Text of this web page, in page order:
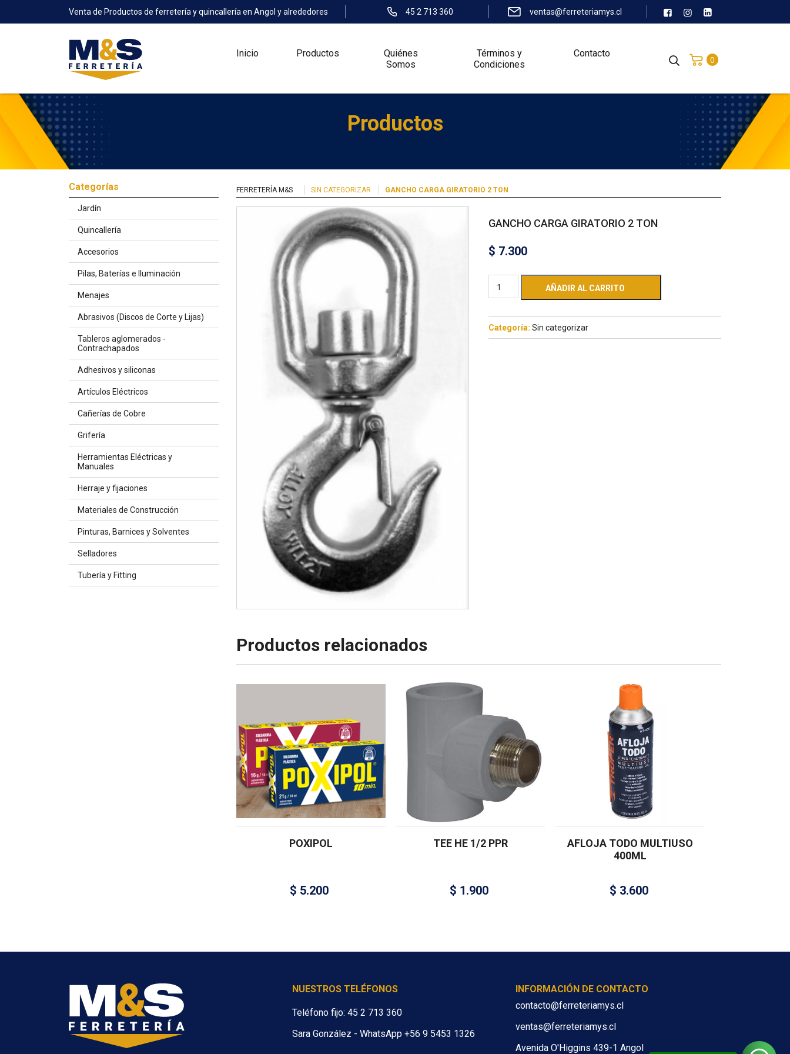
Venta de Productos de ferretería y quincallería en Angol y alrededores 45 2 713 360 ventas@ferreteriamys.cl
Inicio Productos
Quiénes
Somos
Términos y
Condiciones
Contacto
0
Productos
Categorías
Jardín
Quincallería
Accesorios
Pilas, Baterías e Iluminación
Menajes
Abrasivos (Discos de Corte y Lijas)
Tableros aglomerados -
Contrachapados
Adhesivos y siliconas
Artículos Eléctricos
Cañerías de Cobre
Grifería
Herramientas Eléctricas y
Manuales
Herraje y fijaciones
Materiales de Construcción
Pinturas, Barnices y Solventes
Selladores
Tubería y Fitting
FERRETERÍA M&S SIN CATEGORIZAR GANCHO CARGA GIRATORIO 2 TON
GANCHO CARGA GIRATORIO 2 TON
$ 7.300
AÑADIR AL CARRITO
Categoría: Sin categorizar
Productos relacionados
POXIPOL
$ 5.200
TEE HE 1/2 PPR
$ 1.900
AFLOJA TODO MULTIUSO
400ML
$ 3.600
NUESTROS TELÉFONOS
Teléfono fijo: 45 2 713 360
Sara González - WhatsApp +56 9 5453 1326
INFORMACIÓN DE CONTACTO
contacto@ferreteriamys.cl
ventas@ferreteriamys.cl
Avenida O'Higgins 439-1 Angol